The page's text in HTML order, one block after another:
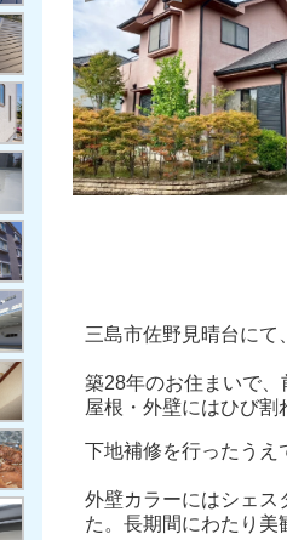
三島市佐野見晴台にて
築28年のお住まいで、
屋根・外壁にはひび割
下地補修を行ったうえ
外壁カラーにはシェス
た。長期間にわたり美